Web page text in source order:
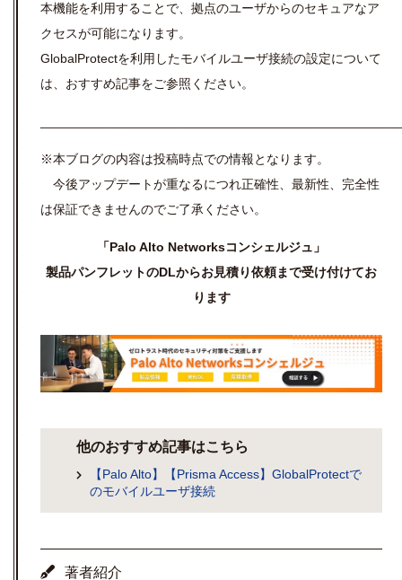
本機能を利用することで、拠点のユーザからのセキュアなア
クセスが可能になります。
GlobalProtectを利用したモバイルユーザ接続の設定について
は、おすすめ記事をご参照ください。
※本ブログの内容は投稿時点での情報となります。
今後アップデートが重なるにつれ正確性、最新性、完全性
は保証できませんのでご了承ください。
「Palo Alto Networksコンシェルジュ」
製品パンフレットのDLからお見積り依頼まで受け付けてお
ります
他のおすすめ記事はこちら
【Palo Alto】【Prisma Access】GlobalProtectで
のモバイルユーザ接続
著者紹介